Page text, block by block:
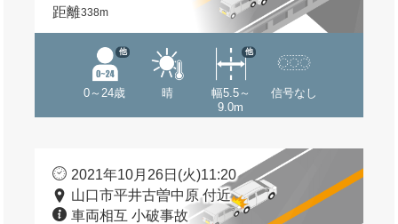
距離338m
0～24歳
他
晴
幅5.5～
9.0m
他
信号なし
2021年10月26日(火)11:20
山口市平井古曽中原 付近
車両相互 小破事故